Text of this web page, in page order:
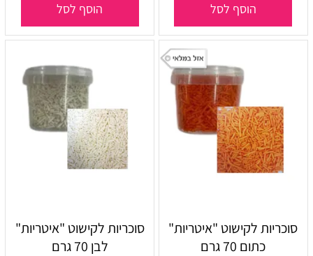
הוסף לסל הוסף לסל
סוכריות לקישוט "איטריות"
כתום 70 גרם
סוכריות לקישוט "איטריות"
לבן 70 גרם